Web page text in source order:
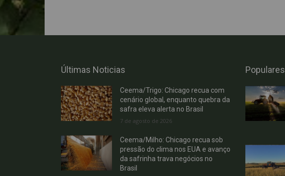
Últimas Noticias
Ceema/Trigo: Chicago recua com
cenário global, enquanto quebra da
safra eleva alerta no Brasil
7 de agosto de 2026
Ceema/Milho: Chicago recua sob
pressão do clima nos EUA e avanço
da safrinha trava negócios no
Brasil
Populares